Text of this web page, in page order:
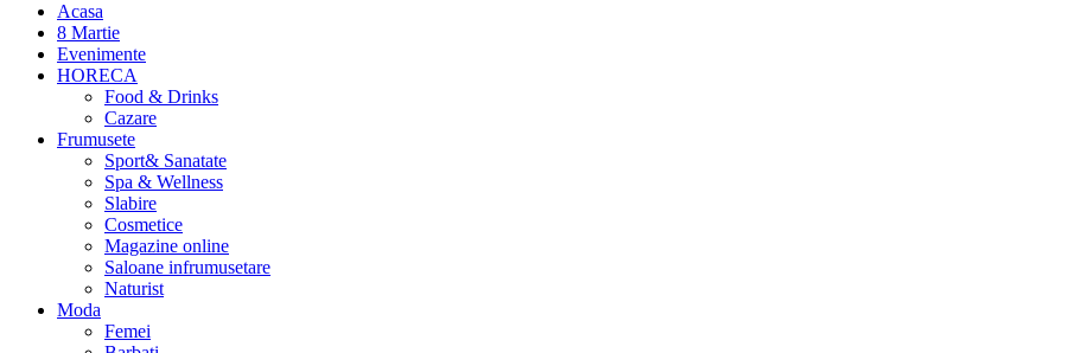
Acasa
8 Martie
Evenimente
HORECA
Food & Drinks
Cazare
Frumusete
Sport& Sanatate
Spa & Wellness
Slabire
Cosmetice
Magazine online
Saloane infrumusetare
Naturist
Moda
Femei